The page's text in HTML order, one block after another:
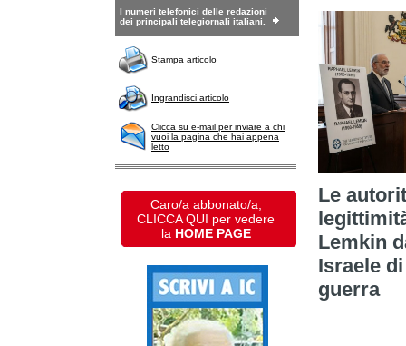
I numeri telefonici delle redazioni
dei principali telegiornali italiani.
Stampa articolo
Ingrandisci articolo
Clicca su e-mail per inviare a chi
vuoi la pagina che hai appena
letto
Caro/a abbonato/a,
CLICCA QUI per vedere
la HOME PAGE
Le
Lemkin
Israele
guerra